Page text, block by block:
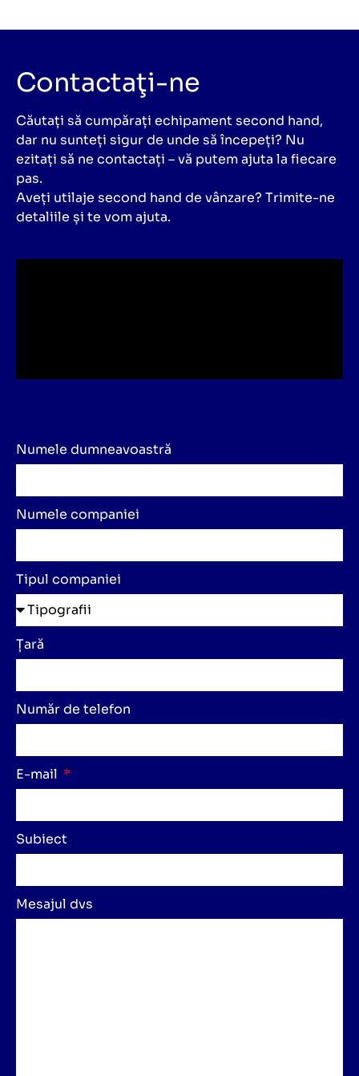
Contactaţi-ne
Căutați să cumpărați echipament second hand,
dar nu sunteți sigur de unde să începeți? Nu
ezitați să ne contactați – vă putem ajuta la fiecare
pas.
Aveți utilaje second hand de vânzare? Trimite-ne
detaliile și te vom ajuta.
Numele dumneavoastră
Numele companiei
Tipul companiei
Țară
Număr de telefon
E-mail
Subiect
Mesajul dvs